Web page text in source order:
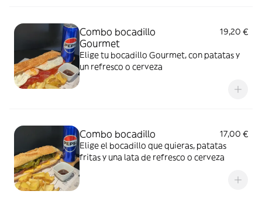
Combo bocadillo
Gourmet
19,20 €
Elige tu bocadillo Gourmet, con patatas y
un refresco o cerveza
Combo bocadillo
17,00 €
Elige el bocadillo que quieras, patatas
fritas y una lata de refresco o cerveza